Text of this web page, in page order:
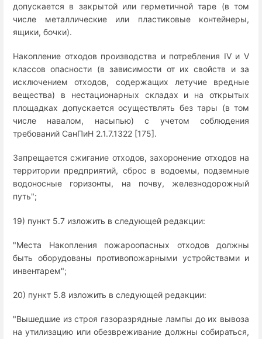
допускается в закрытой или герметичной таре (в том
числе металлические или пластиковые контейнеры,
ящики, бочки).
Накопление отходов производства и потребления IV и V
классов опасности (в зависимости от их свойств и за
исключением отходов, содержащих летучие вредные
вещества) в нестационарных складах и на открытых
площадках допускается осуществлять без тары (в том
числе навалом, насыпью) с учетом соблюдения
требований СанПиН 2.1.7.1322 [175].
Запрещается сжигание отходов, захоронение отходов на
территории предприятий, сброс в водоемы, подземные
водоносные горизонты, на почву, железнодорожный
путь";
19) пункт 5.7 изложить в следующей редакции:
"Места Накопления пожароопасных отходов должны
быть оборудованы противопожарными устройствами и
инвентарем";
20) пункт 5.8 изложить в следующей редакции:
"Вышедшие из строя газоразрядные лампы до их вывоза
на утилизацию или обезвреживание должны собираться,